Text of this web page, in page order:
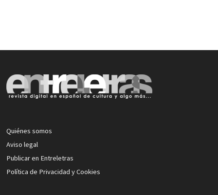
Quiénes somos
Aviso legal
Publicar en Entreletras
Política de Privacidad y Cookies